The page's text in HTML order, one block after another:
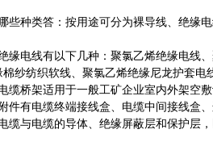
种类答：按用途可分为裸导线、绝缘
电线有以下几种：聚氯乙烯绝缘电线
纱纺织软线、聚氯乙烯绝缘尼龙护套电
桥架适用于一般工矿企业室内外架空敷
有电缆终端接线盒、电缆中间接线盒、
与电缆的导体、绝缘屏蔽层和保护层，